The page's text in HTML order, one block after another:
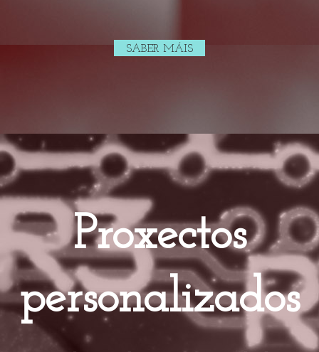
SABER MÁIS
Proxectos
personalizados